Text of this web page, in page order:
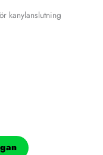
kanylanslutning